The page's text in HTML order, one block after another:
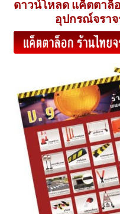
ดาวน์โหลด แค็ตตาล็
อุปกรณ์จราจ